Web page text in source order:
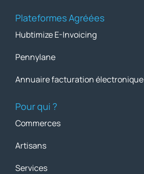
Plateformes Agréées
Hubtimize E-Invoicing
Pennylane
Annuaire facturation électronique
Pour qui ?
Commerces
Artisans
Services